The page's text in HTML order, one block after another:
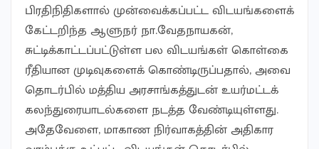
பிரதிநிதிகளால் முன்வைக்கப்பட்ட விடயங்களைக்
கேட்டறிந்த ஆளுநர் நா.வேதநாயகன்,
சுட்டிக்காட்டப்பட்டுள்ள பல விடயங்கள் கொள்கை
ரீதியான முடிவுகளைக் கொண்டிருப்பதால், அவை
தொடர்பில் மத்திய அரசாங்கத்துடன் உயர்மட்டக்
கலந்துரையாடல்களை நடத்த வேண்டியுள்ளது.
அதேவேளை, மாகாண நிர்வாகத்தின் அதிகார